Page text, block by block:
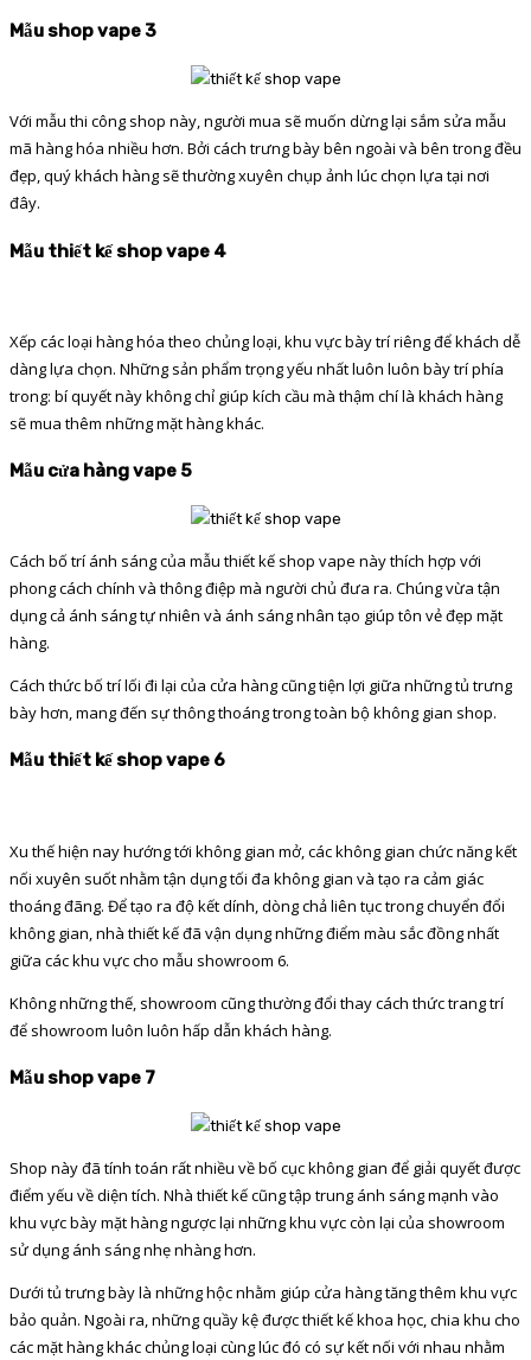
Mẫu shop vape 3
Với mẫu thi công shop này, người mua sẽ muốn dừng lại sắm sửa mẫu
mã hàng hóa nhiều hơn. Bởi cách trưng bày bên ngoài và bên trong đều
đẹp, quý khách hàng sẽ thường xuyên chụp ảnh lúc chọn lựa tại nơi
đây.
Mẫu thiết kế shop vape 4
Xếp các loại hàng hóa theo chủng loại, khu vực bày trí riêng để khách dễ
dàng lựa chọn. Những sản phẩm trọng yếu nhất luôn luôn bày trí phía
trong: bí quyết này không chỉ giúp kích cầu mà thậm chí là khách hàng
sẽ mua thêm những mặt hàng khác.
Mẫu cửa hàng vape 5
Cách bố trí ánh sáng của mẫu thiết kế shop vape này thích hợp với
phong cách chính và thông điệp mà người chủ đưa ra. Chúng vừa tận
dụng cả ánh sáng tự nhiên và ánh sáng nhân tạo giúp tôn vẻ đẹp mặt
hàng.
Cách thức bố trí lối đi lại của cửa hàng cũng tiện lợi giữa những tủ trưng
bày hơn, mang đến sự thông thoáng trong toàn bộ không gian shop.
Mẫu thiết kế shop vape 6
Xu thế hiện nay hướng tới không gian mở, các không gian chức năng kết
nối xuyên suốt nhằm tận dụng tối đa không gian và tạo ra cảm giác
thoáng đãng. Để tạo ra độ kết dính, dòng chả liên tục trong chuyển đổi
không gian, nhà thiết kế đã vận dụng những điểm màu sắc đồng nhất
giữa các khu vực cho mẫu showroom 6.
Không những thế, showroom cũng thường đổi thay cách thức trang trí
để showroom luôn luôn hấp dẫn khách hàng.
Mẫu shop vape 7
Shop này đã tính toán rất nhiều về bố cục không gian để giải quyết được
điểm yếu về diện tích. Nhà thiết kế cũng tập trung ánh sáng mạnh vào
khu vực bày mặt hàng ngược lại những khu vực còn lại của showroom
sử dụng ánh sáng nhẹ nhàng hơn.
Dưới tủ trưng bày là những hộc nhằm giúp cửa hàng tăng thêm khu vực
bảo quản. Ngoài ra, những quầy kệ được thiết kế khoa học, chia khu cho
các mặt hàng khác chủng loại cùng lúc đó có sự kết nối với nhau nhằm